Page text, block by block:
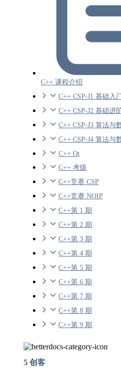
C++ 课程介绍
C++ CSP-J1 基础入
C++ CSP-J2 基础进
C++ CSP-J3 算法与
C++ CSP-J4 算法与
C++ Qt
C++ 考级
C++竞赛 CSP
C++竞赛 NOIP
C++第 1 期
C++第 2 期
C++第 3 期
C++第 4 期
C++第 5 期
C++第 6 期
C++第 7 期
C++第 8 期
C++第 9 期
5 创客